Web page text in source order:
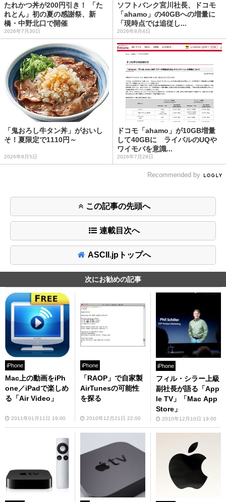
たれかつ丼が200円引き！ 「た
れとん」初の夏の感謝祭、新
橋・中野北口で開催
2026年7月30日
ソフトバンク宮川社長、ドコモ
「ahamo」の40GBへの増量に
「現時点では追従し...
2026年8月4日
「鬼おろし牛タン丼」がおいし
そ！夏限定で1110円～
2026年8月5日
ドコモ「ahamo」が10GB増量
して40GBに ライバルのUQや
ワイモバを意識...
2026年7月29日
Recommended by
この記事の先頭へ
連載目次へ
ASCII.jpトップへ
次にお勧めの記事
iPhone
Mac上の動画をiPh
one／iPadで楽しめ
る「Air Video」
2011年01月11日 19:00
iPhone
「RAOP」で自家製
AirTunesの可能性
を探る
2010年12月21日 22:00
iPhone
フィル・シラー上級
副社長が語る「App
le TV」「Mac App
Store」
2010年12月10日 19:00